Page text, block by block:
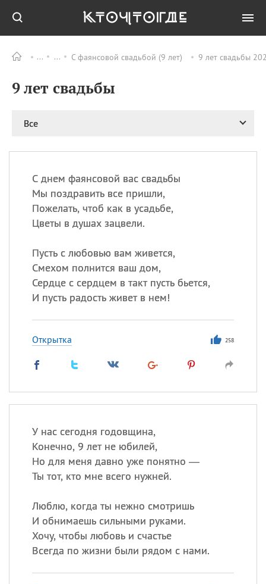
С фаянсовой свадьбой (9 лет) 9 лет свадьбы
9 лет свадьбы
Все
C днем фаянсовой вас свадьбы
Мы поздравить все пришли,
Пожелать, чтоб как в усадьбе,
Цветы в душах зацвели.
Пусть с любовью вам живется,
Смехом полнится ваш дом,
Сердце с сердцем в такт пусть бьется,
И пусть радость живет в нем!
Открытка 258
У нас сегодня годовщина,
Конечно, 9 лет не юбилей,
Но для меня давно уже понятно —
Ты тот, кто мне всего нужней.
Люблю, когда ты нежно смотришь
И обнимаешь сильными руками.
Хочу, чтобы любовь и счастье
Всегда по жизни были рядом с нами.
ПРАЗДНИКИ Все
Национальный день
рисового пудинга
09.08
День Дымняшки
ИМЕНА
Сегодня празднуют именины
происхождение